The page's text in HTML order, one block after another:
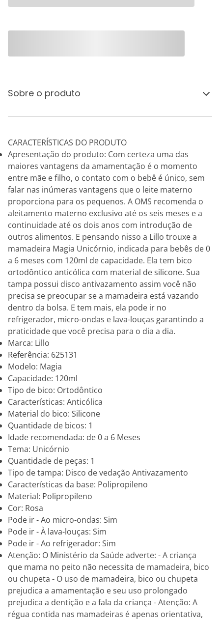
Sobre o produto
CARACTERÍSTICAS DO PRODUTO
Apresentação do produto: Com certeza uma das
maiores vantagens da amamentação é o momento
entre mãe e filho, o contato com o bebê é único, sem
falar nas inúmeras vantagens que o leite materno
proporciona para os pequenos. A OMS recomenda o
aleitamento materno exclusivo até os seis meses e a
continuidade até os dois anos com introdução de
outros alimentos. E pensando nisso a Lillo trouxe a
mamadeira Magia Unicórnio, indicada para bebês de 0
a 6 meses com 120ml de capacidade. Ela tem bico
ortodôntico anticólica com material de silicone. Sua
tampa possui disco antivazamento assim você não
precisa se preocupar se a mamadeira está vazando
dentro da bolsa. E tem mais, ela pode ir no
refrigerador, micro-ondas e lava-louças garantindo a
praticidade que você precisa para o dia a dia.
Marca: Lillo
Referência: 625131
Modelo: Magia
Capacidade: 120ml
Tipo de bico: Ortodôntico
Características: Anticólica
Material do bico: Silicone
Quantidade de bicos: 1
Idade recomendada: de 0 a 6 Meses
Tema: Unicórnio
Quantidade de peças: 1
Tipo de tampa: Disco de vedação Antivazamento
Características da base: Polipropileno
Material: Polipropileno
Cor: Rosa
Pode ir - Ao micro-ondas: Sim
Pode ir - À lava-louças: Sim
Pode ir - Ao refrigerador: Sim
Atenção: O Ministério da Saúde adverte: - A criança
que mama no peito não necessita de mamadeira, bico
ou chupeta - O uso de mamadeira, bico ou chupeta
prejudica a amamentação e seu uso prolongado
prejudica a dentição e a fala da criança - Atenção: A
régua contida nas mamadeiras é apenas orientativa,